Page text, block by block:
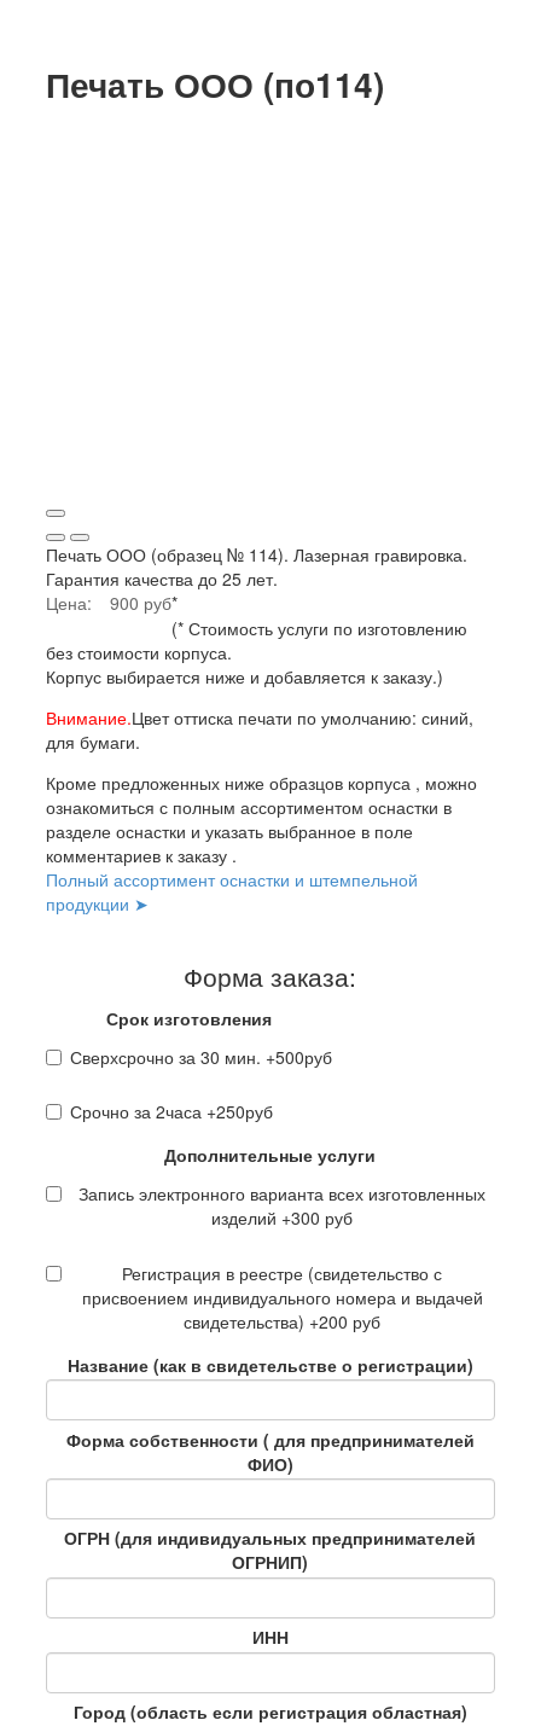
Печать ООО (по114)
Печать ООО (образец № 114). Лазерная гравировка.
Гарантия качества до 25 лет.
Цена:
900 руб*
(* Стоимость услуги по изготовлению
без стоимости корпуса.
Корпус выбирается ниже и добавляется к заказу.)
Внимание.Цвет оттиска печати по умолчанию: синий,
для бумаги.
Кроме предложенных ниже образцов корпуса , можно
ознакомиться с полным ассортиментом оснастки в
разделе оснастки и указать выбранное в поле
комментариев к заказу .
Полный ассортимент оснастки и штемпельной
продукции ➤
Форма заказа:
Срок изготовления
Сверхсрочно за 30 мин. +500руб
Срочно за 2часа +250руб
Дополнительные услуги
Запись электронного варианта всех изготовленных
изделий +300 руб
Регистрация в реестре (свидетельство с
присвоением индивидуального номера и выдачей
свидетельства) +200 руб
Название (как в свидетельстве о регистрации)
Форма собственности ( для предпринимателей
ФИО)
ОГРН (для индивидуальных предпринимателей
ОГРНИП)
ИНН
Город (область если регистрация областная)